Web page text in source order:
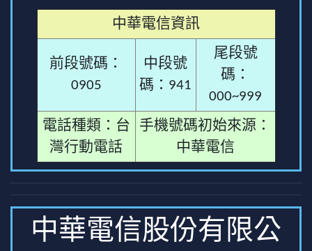
中華電信資訊
前段號碼：
0905
中段號
碼：941
尾段號
碼：
000~999
電話種類：台
灣行動電話
手機號碼初始來源：
中華電信
中華電信股份有限公